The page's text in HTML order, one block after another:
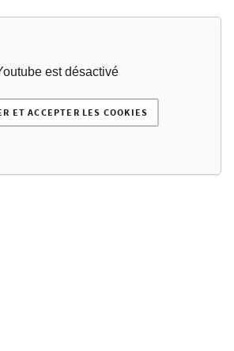
est désactivé
ET ACCEPTER LES COOKIES